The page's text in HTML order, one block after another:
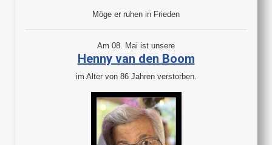
Möge er ruhen in Frieden
Am 08. Mai ist unsere
Henny van den Boom
im Alter von 86 Jahren verstorben.